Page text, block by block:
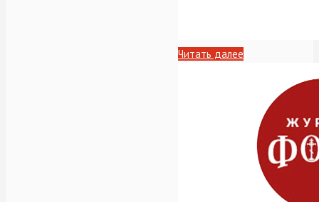
Читать далее